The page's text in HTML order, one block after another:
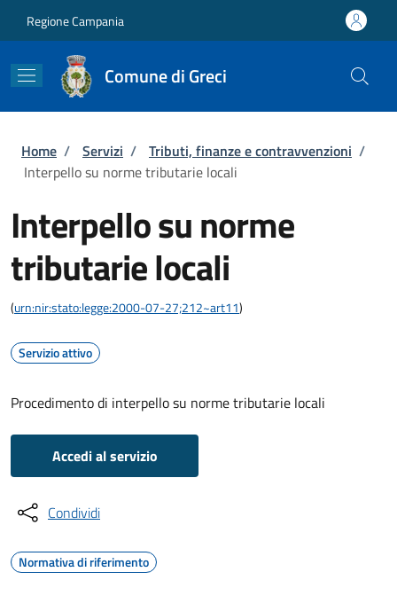
Regione Campania
Comune di Greci
Briciole di pane
Home / Servizi / Tributi, finanze e contravvenzioni /
Interpello su norme tributarie locali
Interpello su norme
tributarie locali
(urn:nir:stato:legge:2000-07-27;212~art11)
Servizio attivo
Procedimento di interpello su norme tributarie locali
Accedi al servizio
Condividi
Normativa di riferimento